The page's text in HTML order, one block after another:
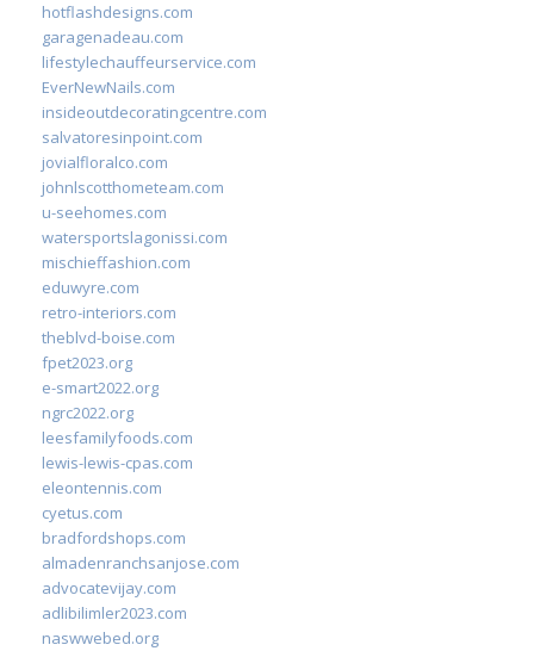
hotflashdesigns.com
garagenadeau.com
lifestylechauffeurservice.com
EverNewNails.com
insideoutdecoratingcentre.com
salvatoresinpoint.com
jovialfloralco.com
johnlscotthometeam.com
u-seehomes.com
watersportslagonissi.com
mischieffashion.com
eduwyre.com
retro-interiors.com
theblvd-boise.com
fpet2023.org
e-smart2022.org
ngrc2022.org
leesfamilyfoods.com
lewis-lewis-cpas.com
eleontennis.com
cyetus.com
bradfordshops.com
almadenranchsanjose.com
advocatevijay.com
adlibilimler2023.com
naswwebed.org